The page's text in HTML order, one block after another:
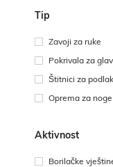
Tip
Zavoji za ruke
Pokrivala za
Štitnici za
Oprema za noge
Aktivnost
Borilačke